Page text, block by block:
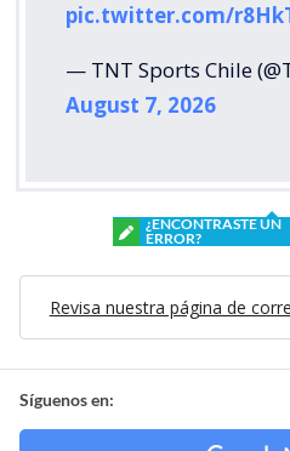
pic.twitter.com/
— TNT Sports Chile
August 7, 2026
¿ENCONTRASTE UN
ERROR?
Revisa nuestra página de
Síguenos en: